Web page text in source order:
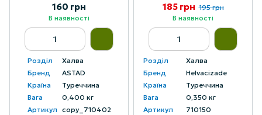
160 грн
В наявності
Розділ
Халва
Бренд
ASTAD
Країна
Туреччина
Вага
0,400 кг
Артикул copy_710402
185 грн 195 грн
В наявності
Розділ
Халва
Бренд
Helvacizade
Країна
Туреччина
Вага
0,350 кг
Артикул
710150